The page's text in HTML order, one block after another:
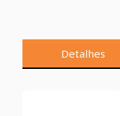
Detalhes